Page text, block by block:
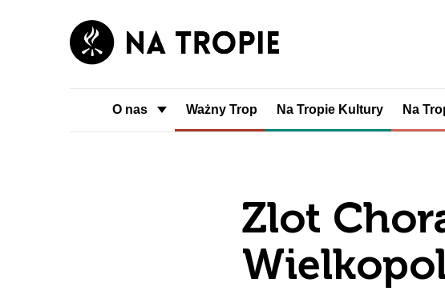
O nas Ważny Trop Na Tropie Kultury Na
Zlot